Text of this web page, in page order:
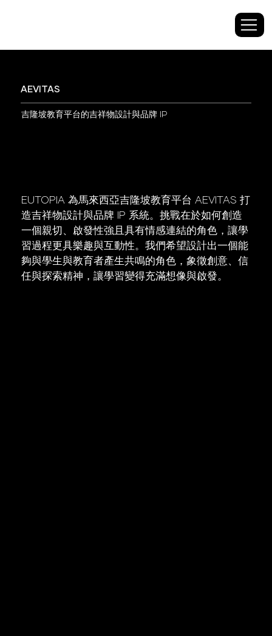
AEVITAS
吉隆坡教育平台的吉祥物設計與品牌 IP
EUTOPIA 為馬來西亞吉隆坡教育平台 AEVITAS 打
造吉祥物設計與品牌 IP 系統。挑戰在於如何創造
一個親切、啟發性強且具有情感連結的角色，讓學
習過程更具樂趣與互動性。我們希望設計出一個能
夠與學生與教育者產生共鳴的角色，象徵創意、信
任與探索精神，讓學習變得充滿想像與啟發。